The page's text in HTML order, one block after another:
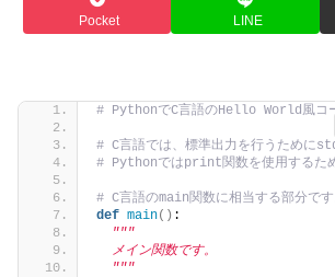
Pocket LINE
# PythonでC言語のHello World風コ
# C言語では、標準出力を行うために
# Pythonではprint関数を使用するた
# C言語のmain関数に相当する部分です
def main() :
"""
  メイン関数です。
  """